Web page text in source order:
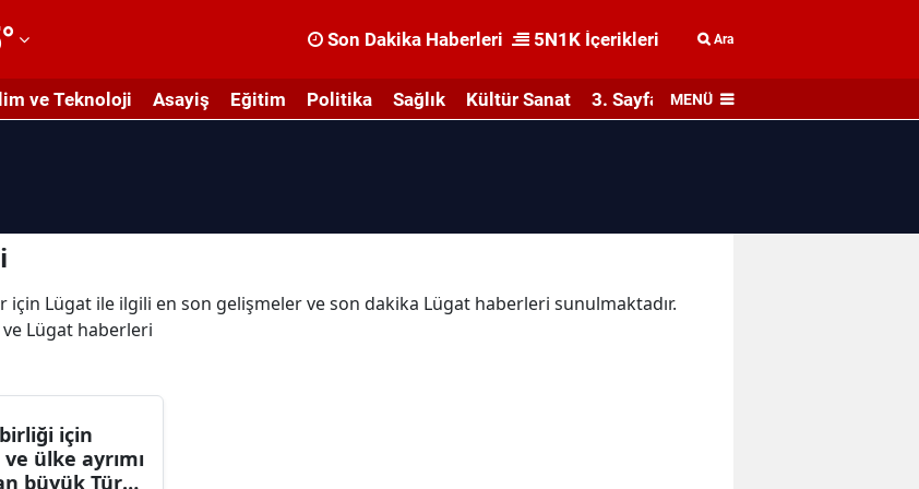
° Son Dakika Haberleri 5N1K İçerikleri Ara
ve Teknoloji Asayiş Eğitim Politika Sağlık Kültür Sanat 3. Sayfa MENÜ
Lügat ile ilgili en son gelişmeler ve son dakika Lügat haberleri sunulmaktadır.
Lügat haberleri
için
ülke ayrımı
büyük Türk